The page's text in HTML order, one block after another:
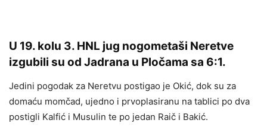
U 19. kolu 3. HNL jug nogometaši Neretve
izgubili su od Jadrana u Pločama sa 6:1.
Jedini pogodak za Neretvu postigao je Okić, dok su za
domaću momčad, ujedno i prvoplasiranu na tablici po dva
postigli Kalfić i Musulin te po jedan Raič i Bakić.